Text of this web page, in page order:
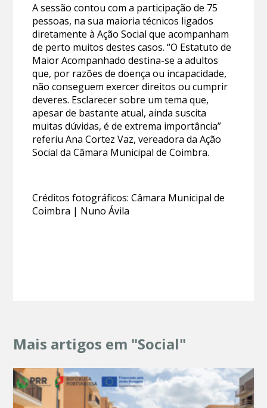
A sessão contou com a participação de 75
pessoas, na sua maioria técnicos ligados
diretamente à Ação Social que acompanham
de perto muitos destes casos. “O Estatuto de
Maior Acompanhado destina-se a adultos
que, por razões de doença ou incapacidade,
não conseguem exercer direitos ou cumprir
deveres. Esclarecer sobre um tema que,
apesar de bastante atual, ainda suscita
muitas dúvidas, é de extrema importância”
referiu Ana Cortez Vaz, vereadora da Ação
Social da Câmara Municipal de Coimbra.
Créditos fotográficos: Câmara Municipal de
Coimbra | Nuno Ávila
Mais artigos em "Social"